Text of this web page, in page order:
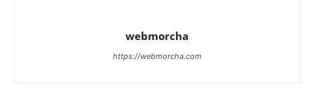
webmorcha
https://webmorcha.com